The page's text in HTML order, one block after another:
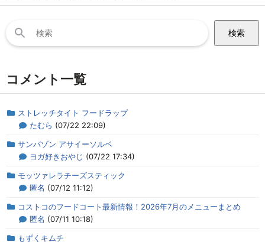
索:
コメント一覧
ストレッチタイト フードラップ
たむら (07/22 22:09)
サンバゾン アサイーソルベ
ヨガ好きおやじ (07/22 17:34)
モッツァレラチーズスティック
匿名 (07/12 11:12)
コストコのフードコート最新情報！2026年7月のメニューまとめ
匿名 (07/11 10:18)
もずくキムチ